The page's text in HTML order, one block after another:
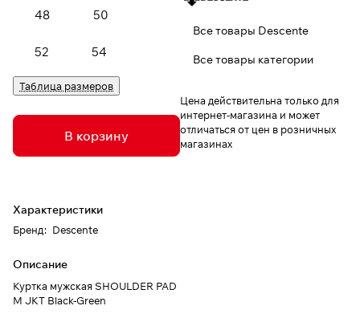
48 50
52 54
Таблица размеров
В корзину
Характеристики
Бренд: Descente
Описание
Куртка мужская SHOULDER PAD
M JKT Black-Green
Все товары Descente
Все товары категории
Цена действительна только для
интернет-магазина и может
отличаться от цен в розничных
магазинах